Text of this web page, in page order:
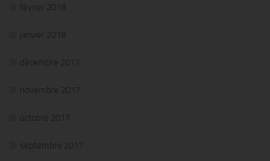
février 2018
janvier 2018
décembre 2017
novembre 2017
octobre 2017
septembre 2017